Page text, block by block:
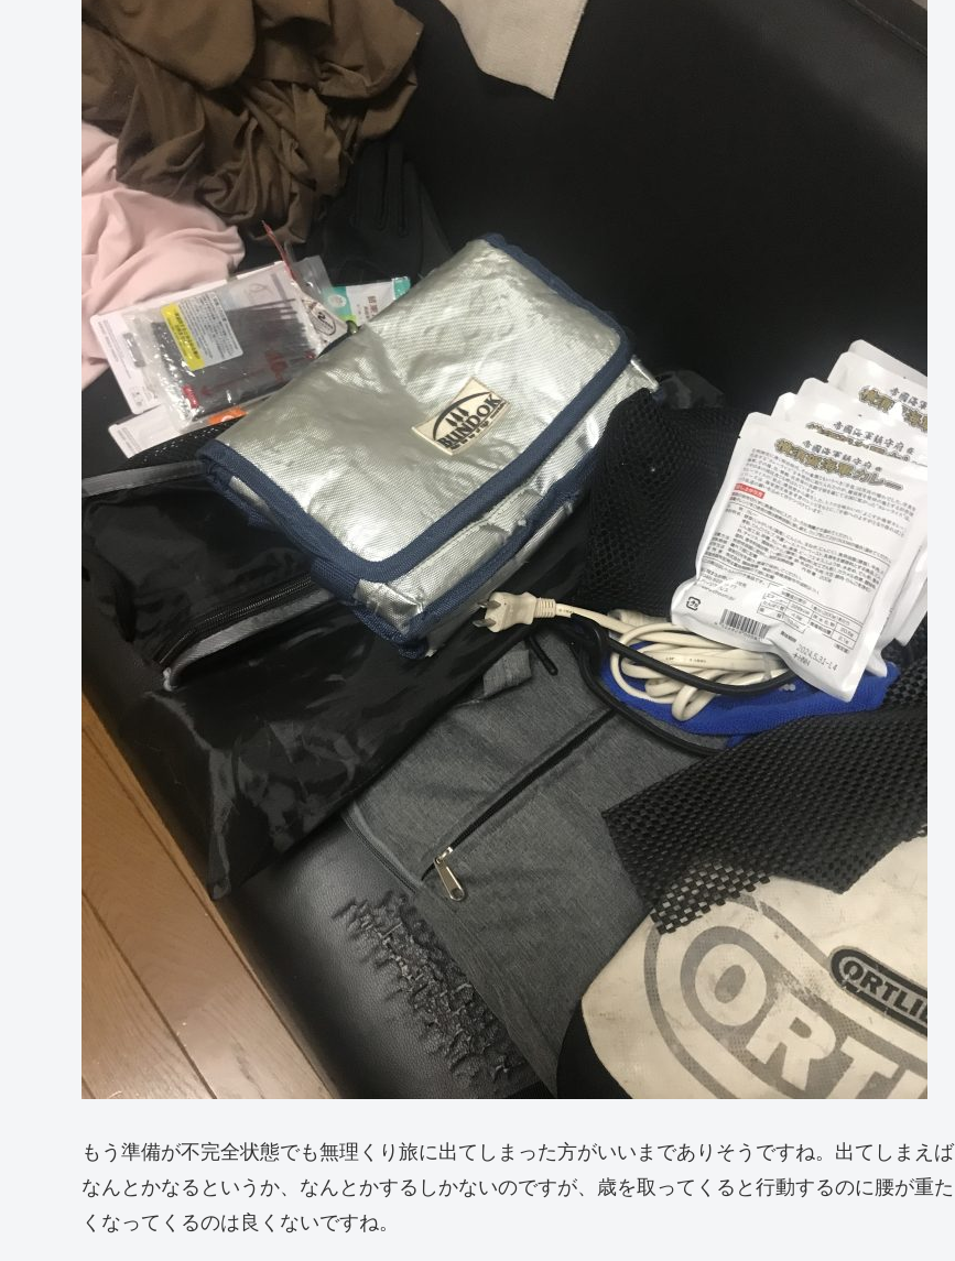
もう準備が不完全状態でも無理くり旅に出てしまった方がいいまでありそうですね。出てしまえば
なんとかなるというか、なんとかするしかないのですが、歳を取ってくると行動するのに腰が重た
くなってくるのは良くないですね。